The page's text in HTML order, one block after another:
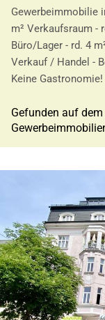
Gewerbeimmobilie
m² Verkaufsraum -
Büro/Lager - rd. 4
Verkauf / Handel -
Keine
Gefunden auf